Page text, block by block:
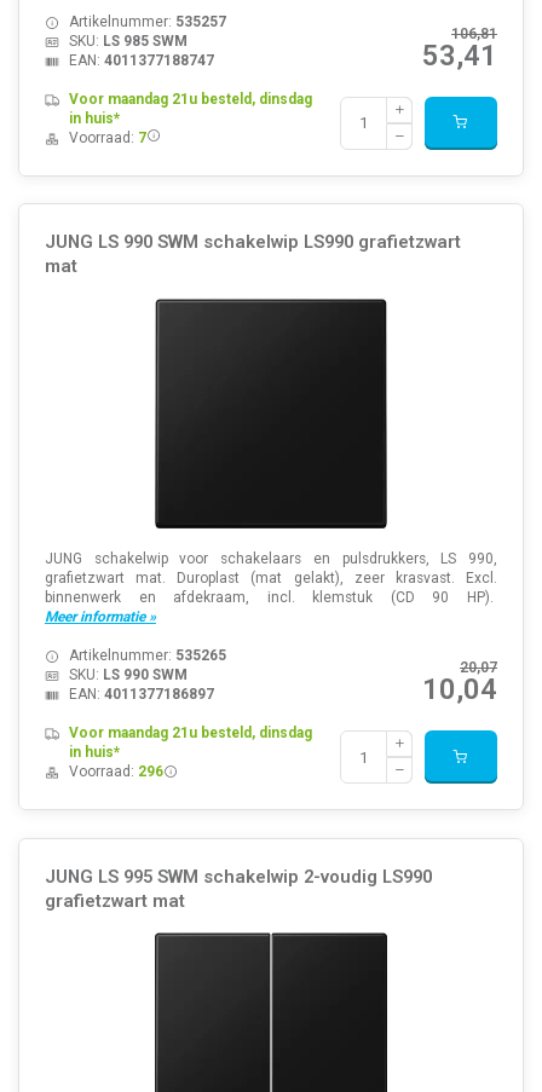
106,81
53,41
Artikelnummer: 535257
SKU: LS 985 SWM
EAN: 4011377188747
Voor maandag 21u besteld, dinsdag
in huis*
Voorraad: 7
JUNG LS 990 SWM schakelwip LS990 grafietzwart
mat
JUNG schakelwip voor schakelaars en pulsdrukkers, LS 990,
grafietzwart mat. Duroplast (mat gelakt), zeer krasvast. Excl.
binnenwerk en afdekraam, incl. klemstuk (CD 90 HP).
Meer informatie »
20,07
10,04
Artikelnummer: 535265
SKU: LS 990 SWM
EAN: 4011377186897
Voor maandag 21u besteld, dinsdag
in huis*
Voorraad: 296
JUNG LS 995 SWM schakelwip 2-voudig LS990
grafietzwart mat